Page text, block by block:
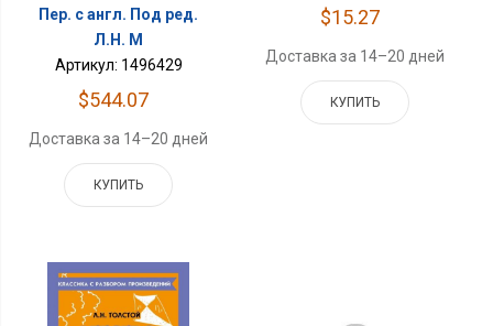
Пер. с англ. Под ред.
Л.Н. М
Артикул: 1496429
$544.07
Доставка за 14–20 дней
КУПИТЬ
$15.27
Доставка за 14–20 дней
КУПИТЬ